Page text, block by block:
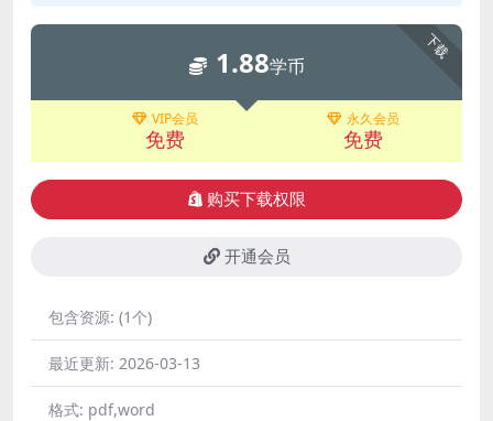
下载
1.88学币
VIP会员
免费
永久会员
免费
购买下载权限
开通会员
包含资源: (1个)
最近更新: 2026-03-13
格式: pdf,word